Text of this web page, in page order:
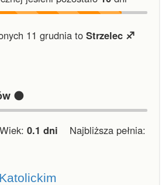
11 grudnia to Strzelec ♐︎
🌑
0.1 dni Najbliższa pełnia: